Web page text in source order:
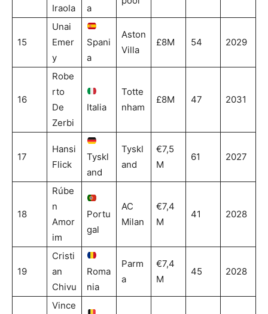
Iraola a
15
Unai
Emer
y
Spani
a
Aston
Villa
£8M 54 2029
16
Robe
rto
De
Zerbi
Italia
Totte
nham
£8M 47 2031
17
Hansi
Flick
Tyskl
and
Tyskl
and
€7,5
M
61 2027
18
Rúbe
n
Amor
im
Portu
gal
AC
Milan
€7,4
M
41 2028
19
Cristi
an
Chivu
Roma
nia
Parm
a
€7,4
M
45 2028
Vince